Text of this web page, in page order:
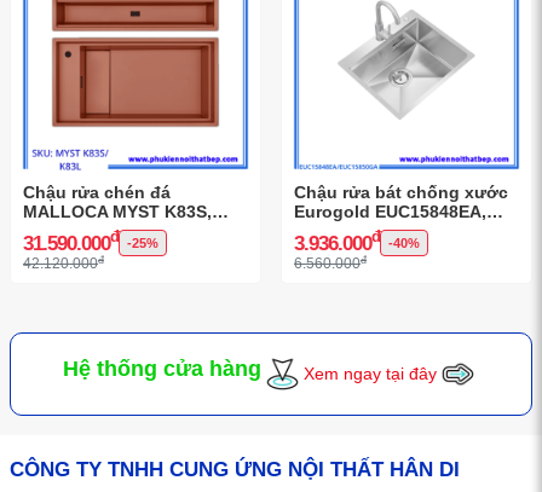
Chậu rửa chén đá
MALLOCA MYST K83S,
MYST K83L
31.590.000đ -25%
42.120.000đ
Chậu rửa bát chống xước
Eurogold EUC15848EA,
EUC15850GA
3.936.000đ -40%
6.560.000đ
Hệ thống cửa hàng Xem ngay tại đây
CÔNG TY TNHH CUNG ỨNG NỘI THẤT HÂN DI